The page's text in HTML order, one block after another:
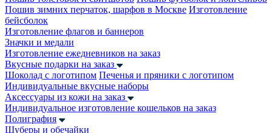
Пошив зимних перчаток, шарфов в Москве Изготовление
бейсболок
Изготовление флагов и баннеров
Значки и медали
Изготовление ежедневников на заказ
Вкусные подарки на заказ
Шоколад с логотипом Печенья и пряники с логотипом
Индивидуальные вкусные наборы
Аксессуары из кожи на заказ
Индивидуальное изготовление кошельков на заказ
Полиграфия
Шуберы и обечайки